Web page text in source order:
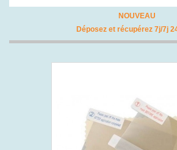
NOUVEAU
Déposez et récupérez 7j/7j